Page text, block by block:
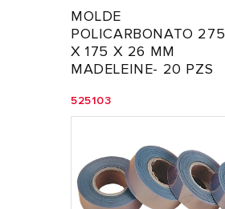
MOLDE
POLICARBONATO 275
X 175 X 26 MM
MADELEINE- 20 PZS
525103